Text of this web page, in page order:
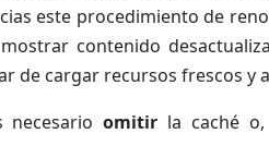
este procedimiento de
contenido
de cargar recursos frescos y
necesarioomitir la caché